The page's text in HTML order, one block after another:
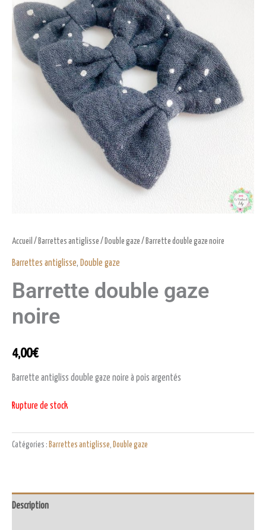
Accueil / Barrettes antiglisse / Double gaze / Barrette double gaze noire
Barrettes antiglisse, Double gaze
Barrette double gaze
noire
4,00€
Barrette antigliss double gaze noire à pois argentés
Rupture de stock
Catégories : Barrettes antiglisse, Double gaze
Description